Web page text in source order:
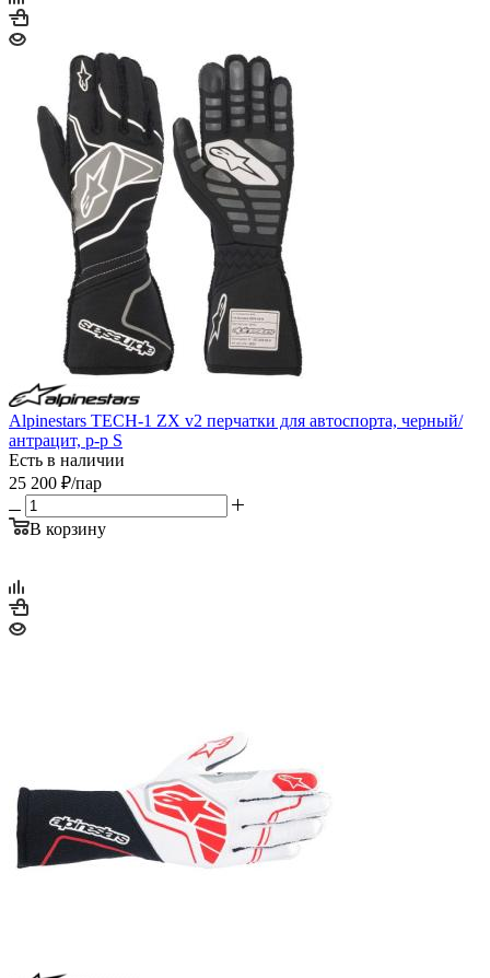
Alpinestars TECH-1 ZX v2 перчатки для автоспорта, черный/
антрацит, р-р S
Есть в наличии
25 200 ₽/пар
В корзину